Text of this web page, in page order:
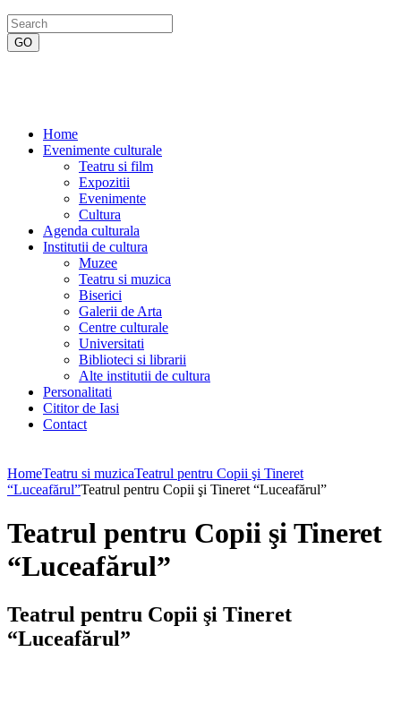
Home
Evenimente culturale
Teatru si film
Expozitii
Evenimente
Cultura
Agenda culturala
Institutii de cultura
Muzee
Teatru si muzica
Biserici
Galerii de Arta
Centre culturale
Universitati
Biblioteci si librarii
Alte institutii de cultura
Personalitati
Cititor de Iasi
Contact
HomeTeatru si muzicaTeatrul pentru Copii şi Tineret
“Luceafărul”Teatrul pentru Copii şi Tineret “Luceafărul”
Teatrul pentru Copii şi Tineret
“Luceafărul”
Teatrul pentru Copii şi Tineret
“Luceafărul”